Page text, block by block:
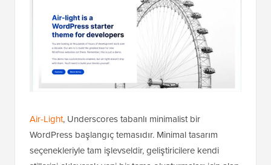
Air-Light, Underscores tabanlı minimalist bir
WordPress başlangıç temasıdır. Minimal tasarım
seçenekleriyle tam işlevseldir, geliştiricilere kendi